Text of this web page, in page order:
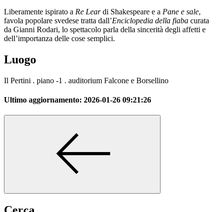
Liberamente ispirato a Re Leardi Shakespeare e a Pane e sale,
favola popolare svedese tratta dall’Enciclopedia della fiaba curata
da Gianni Rodari, lo spettacolo parla della sincerità degli affetti e
dell’importanza delle cose semplici.
Luogo
Il Pertini . piano -1 . auditorium Falcone e Borsellino
Ultimo aggiornamento: 2026-01-26 09:21:26